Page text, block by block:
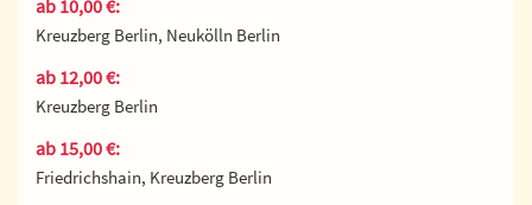
ab 10,00 €:
Kreuzberg Berlin, Neukölln Berlin
ab 12,00 €:
Kreuzberg Berlin
ab 15,00 €:
Friedrichshain, Kreuzberg Berlin